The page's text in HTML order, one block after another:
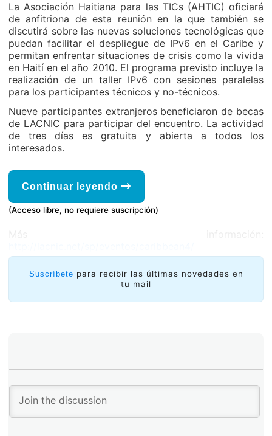
La Asociación Haitiana para las TICs (AHTIC) oficiará
de anfitriona de esta reunión en la que también se
discutirá sobre las nuevas soluciones tecnológicas que
puedan facilitar el despliegue de IPv6 en el Caribe y
permitan enfrentar situaciones de crisis como la vivida
en Haití en el año 2010. El programa previsto incluye la
realización de un taller IPv6 con sesiones paralelas
para los participantes técnicos y no-técnicos.
Nueve participantes extranjeros beneficiaron de becas
de LACNIC para participar del encuentro. La actividad
de tres días es gratuita y abierta a todos los
interesados.
Continuar leyendo
(Acceso libre, no requiere suscripción)
Suscríbete para recibir las últimas novedades en
tu mail